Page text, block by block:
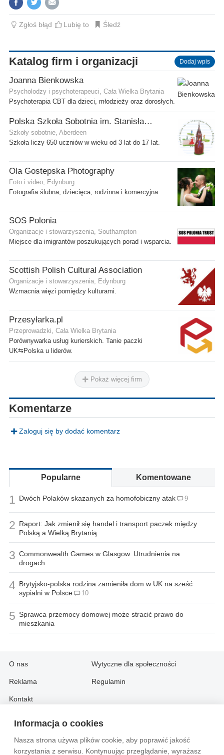
Informacja o cookies
Nasza strona używa plików cookie, aby poprawić jakość
korzystania z serwisu. Kontynuując przeglądanie, wyrażasz
Zgłoś błąd Lubię to Śledź
Katalog firm i organizacji Dodaj wpis
Joanna Bienkowska
Psycholodzy i psychoterapeuci, Cała Wielka Brytania
Psychoterapia CBT dla dzieci, młodzieży oraz dorosłych.
Polska Szkoła Sobotnia im. Stanisława Kostki
Szkoły sobotnie, Aberdeen
Szkoła liczy 650 uczniów w wieku od 3 lat do 17 lat.
Ola Gostepska Photography
Foto i video, Edynburg
Fotografia ślubna, dziecięca, rodzinna i komercyjna.
SOS Polonia
Organizacje i stowarzyszenia, Southampton
Miejsce dla imigrantów poszukujących porad i wsparcia.
Scottish Polish Cultural Association
Organizacje i stowarzyszenia, Edynburg
Wzmacnia więzi pomiędzy kulturami.
Przesyłarka.pl
Przeprowadzki, Cała Wielka Brytania
Porównywarka usług kurierskich. Tanie paczki
UK⇆Polska u liderów.
Pokaż więcej firm
Komentarze
Zaloguj się by dodać komentarz
Popularne Komentowane
1 Dwóch Polaków skazanych za homofobiczny atak 9
2 Raport: Jak zmienił się handel i transport paczek między
Polską a Wielką Brytanią
3 Commonwealth Games w Glasgow. Utrudnienia na
drogach
4 Brytyjsko-polska rodzina zamieniła dom w UK na sześć
sypialni w Polsce
10
5 Sprawca przemocy domowej może stracić prawo do
mieszkania
O nas
Reklama
Kontakt
Wytyczne dla społeczności
Regulamin
Information in English:
About Contact